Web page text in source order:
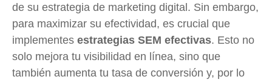
de su estrategia de marketing digital. Sin embargo,
para maximizar su efectividad, es crucial que
implementes estrategias SEM efectivas. Esto no
solo mejora tu visibilidad en línea, sino que
también aumenta tu tasa de conversión y, por lo